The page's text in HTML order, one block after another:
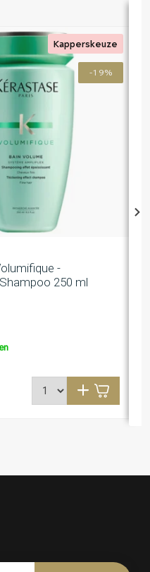
-19%
-
250 ml
Kapperskeuze